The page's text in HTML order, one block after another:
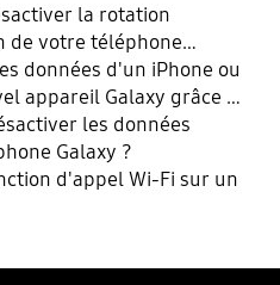
la rotation
de votre téléphone
données d'un iPhone ou
appareil Galaxy grâce à
les données
Galaxy ?
d'appel Wi-Fi sur un